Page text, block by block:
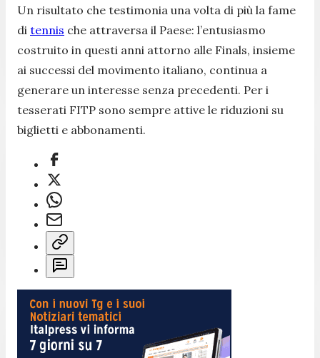
Un risultato che testimonia una volta di più la fame
di tennis che attraversa il Paese: l’entusiasmo
costruito in questi anni attorno alle Finals, insieme
ai successi del movimento italiano, continua a
generare un interesse senza precedenti. Per i
tesserati FITP sono sempre attive le riduzioni su
biglietti e abbonamenti.